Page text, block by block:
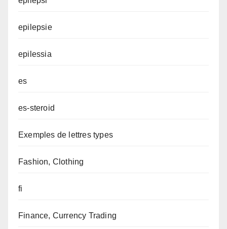
epilepsie
epilessia
es
es-steroid
Exemples de lettres types
Fashion, Clothing
fi
Finance, Currency Trading